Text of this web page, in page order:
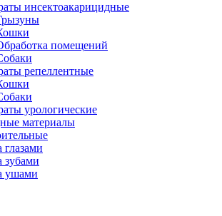
инсектоакарицидные
помещений
репеллентные
урологические
материалы
глазами
зубами
ушами